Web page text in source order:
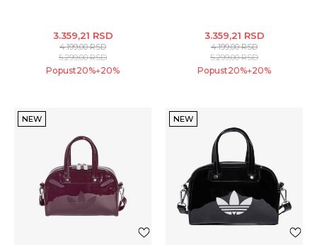
3.359,21 RSD
4.199,00RSD
5.299,00RSD
Popust20%+20%
3.359,21 RSD
4.199,00RSD
5.299,00RSD
Popust20%+20%
NEW NEW